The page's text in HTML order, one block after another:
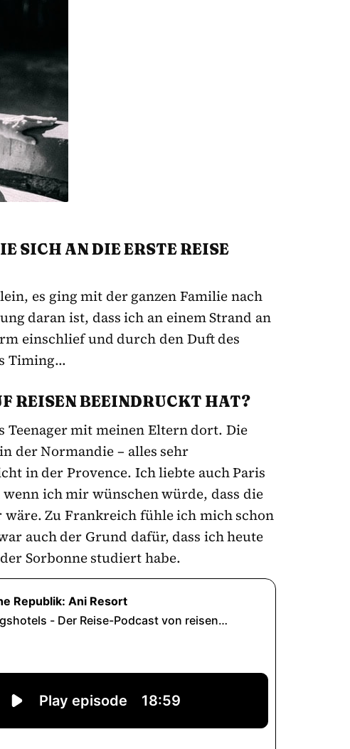
SICH AN DIE ERSTE REISE
es ging mit der ganzen Familie nach
daran ist, dass ich an einem Strand an
einschlief und durch den Duft des
Timing…
REISEN BEEINDRUCKT HAT?
mit meinen Eltern dort. Die
der Normandie – alles sehr
in der Provence. Ich liebte auch Paris
ich mir wünschen würde, dass die
wäre. Zu Frankreich fühle ich mich schon
auch der Grund dafür, dass ich heute
Sorbonne studiert habe.